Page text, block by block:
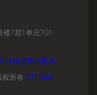
楼7层1单元701
信息技术咨询
权所有 SITEMAP